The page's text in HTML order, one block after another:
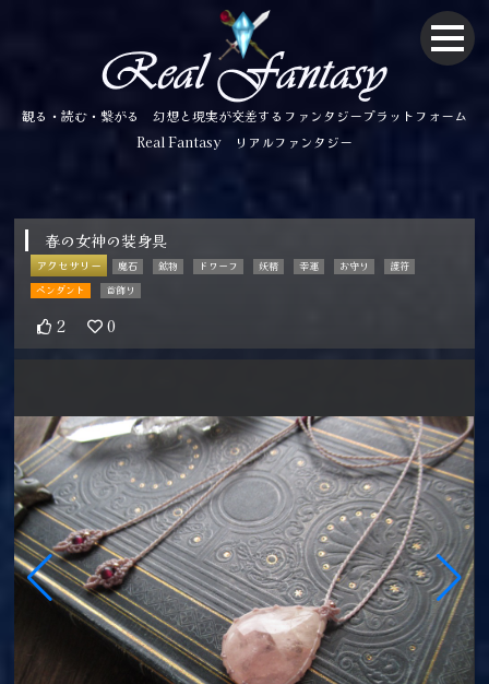
観る・読む・繋がる 幻想と現実が交差するファンタジープラットフォーム
Real Fantasy リアルファンタジー
春の女神の装身具
アクセサリー 魔石 鉱物 ドワーフ 妖精 幸運 お守り
護符
ペンダント
首飾り
2 0